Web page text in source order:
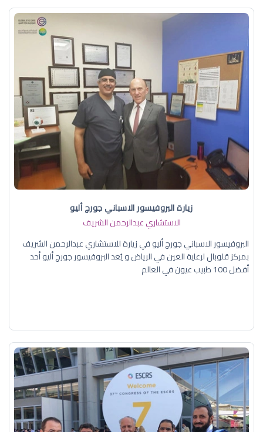
زيارة البروفيسور الاسباني جورج أليو
الاستشاري عبدالرحمن الشريف
البروفيسور الاسباني جورج أليو في زيارة للاستشاري عبدالرحمن الشريف
بمركز قلوبال لرعاية العين في الرياض و يُعد البروفيسور جورج أليو أحد
أفضل 100 طبيب عيون في العالم